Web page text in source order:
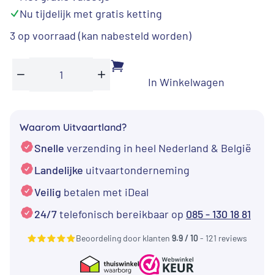
was:
€ 32,95.
is:
€ 21,95.
⁠Nu tijdelijk met gratis ketting
3 op voorraad (kan nabesteld worden)
hart
zilverkleurig
hart
aantal
In Winkelwagen
Waarom Uitvaartland?
Snelle verzending in heel Nederland & België
Landelijke uitvaartonderneming
Veilig betalen met iDeal
24/7telefonisch bereikbaar op 085 - 130 18 81
Beoordeling door klanten 9.9 / 10- 121 reviews